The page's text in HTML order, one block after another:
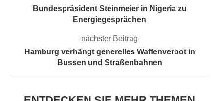
Bundespräsident Steinmeier in Nigeria zu
Energiegesprächen
nächster Beitrag
Hamburg verhängt generelles Waffenverbot in
Bussen und Straßenbahnen